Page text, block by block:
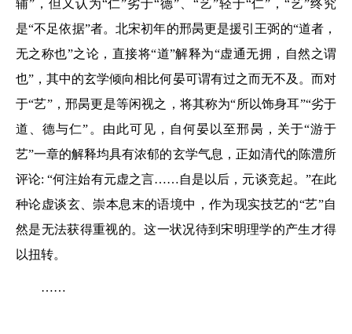
辅”，但又认为“仁”劣于“德”、“艺”轻于“仁”，“艺”终究
是“不足依据”者。北宋初年的邢昺更是援引王弼的“道者，
无之称也”之论，直接将“道”解释为“虚通无拥，自然之谓
也”，其中的玄学倾向相比何晏可谓有过之而无不及。而对
于“艺”，邢昺更是等闲视之，将其称为“所以饰身耳”“劣于
道、德与仁”。由此可见，自何晏以至邢昺，关于“游于
艺”一章的解释均具有浓郁的玄学气息，正如清代的陈澧所
评论: “何注始有元虚之言……自是以后，元谈竞起。”在此
种论虚谈玄、崇本息末的语境中，作为现实技艺的“艺”自
然是无法获得重视的。这一状况待到宋明理学的产生才得
以扭转。
……